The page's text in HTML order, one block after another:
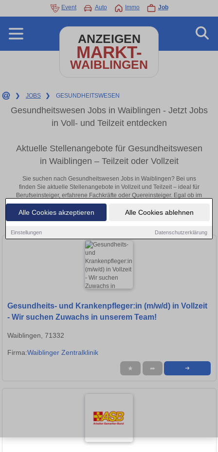
Alle Cookies akzeptieren Alle Cookies ablehnen
Einstellungen Datenschutzerklärung
Event Auto Immo Job
ANZEIGEN
MARKT-
WAIBLINGEN
❯ JOBS ❯ GESUNDHEITSWESEN
Gesundheitswesen Jobs in Waiblingen - Jetzt Jobs
in Voll- und Teilzeit entdecken
Aktuelle Stellenangebote für Gesundheitswesen
in Waiblingen – Teilzeit oder Vollzeit
Sie suchen nach Gesundheitswesen Jobs in Waiblingen? Bei uns
finden Sie aktuelle Stellenangebote in Vollzeit und Teilzeit – ideal für
Berufseinsteiger, erfahrene Fachkräfte oder Quereinsteiger. Egal ob im
Büro, vor Ort oder remote: Entdecken Sie jetzt neue Chancen in Ihrer
Region und bewerben Sie sich direkt auf passende Gesundheitswesen-
Stellen in Waiblingen!
Gesundheits- und Krankenpfleger:in (m/w/d) in Vollzeit
- Wir suchen Zuwachs in unserem Team!
Waiblingen, 71332
Firma:Waiblinger Zentralklinik
★ ➦ ➜